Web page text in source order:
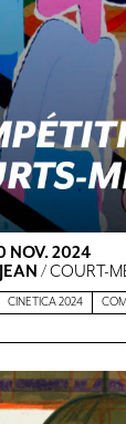
NOV. 2024
/ COURT-
CINETICA 2024